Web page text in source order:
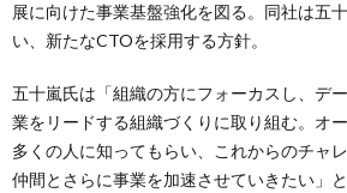
展に向けた事業基盤強化を図る。同社は五
い、新たなCTOを採用する方針。
五十嵐氏は「組織の方にフォーカスし、デ
業をリードする組織づくりに取り組む。オ
多くの人に知ってもらい、これからのチャ
仲間とさらに事業を加速させていきたい」